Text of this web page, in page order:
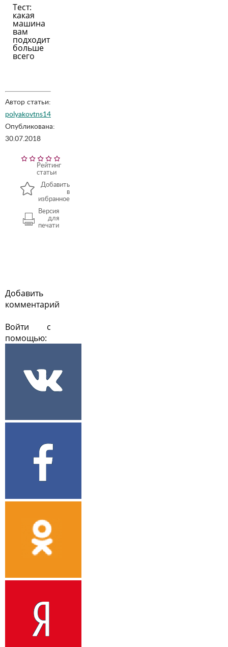
Тест:
какая
машина
вам
подходит
больше
всего
Автор статьи:
polyakovtns14
Опубликована:
30.07.2018
Рейтинг
статьи
Добавить
в
избранное
Версия
для
печати
Добавить
комментарий
Войти с
помощью: